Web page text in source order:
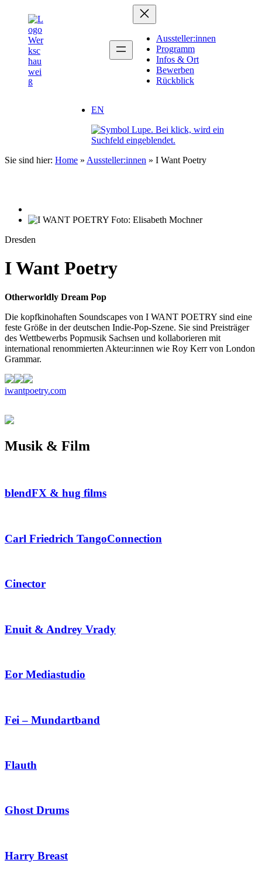
springen
Aussteller:innen
Programm
Infos & Ort
Bewerben
Rückblick
EN
Sie sind hier: Home » Aussteller:innen » I Want Poetry
Dresden
I Want Poetry
Otherworldly Dream Pop
Die kopfkinohaften Soundscapes von I WANT POETRY sind eine
feste Größe in der deutschen Indie-Pop-Szene. Sie sind Preisträger
des Wettbewerbs Popmusik Sachsen und kollaborieren mit
international renommierten Akteur:innen wie Roy Kerr von London
Grammar.
iwantpoetry.com
Musik & Film
blendFX & hug films
Carl Friedrich TangoConnection
Cinector
Enuit & Andrey Vrady
Eor Mediastudio
Fei – Mundartband
Flauth
Ghost Drums
Harry Breast